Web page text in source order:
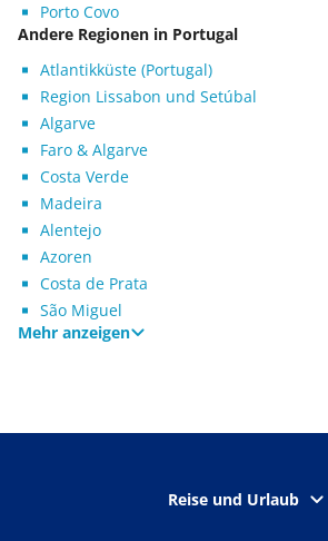
Porto Covo
Andere Regionen in Portugal
Atlantikküste (Portugal)
Region Lissabon und Setúbal
Algarve
Faro & Algarve
Costa Verde
Madeira
Alentejo
Azoren
Costa de Prata
São Miguel
Mehr anzeigen
Reise und Urlaub